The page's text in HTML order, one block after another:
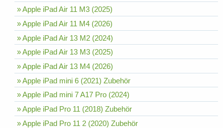
» Apple iPad Air 11 M3 (2025)
» Apple iPad Air 11 M4 (2026)
» Apple iPad Air 13 M2 (2024)
» Apple iPad Air 13 M3 (2025)
» Apple iPad Air 13 M4 (2026)
» Apple iPad mini 6 (2021) Zubehör
» Apple iPad mini 7 A17 Pro (2024)
» Apple iPad Pro 11 (2018) Zubehör
» Apple iPad Pro 11 2 (2020) Zubehör